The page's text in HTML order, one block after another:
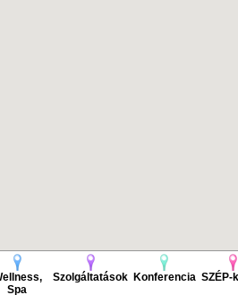
Spa
Szolgáltatások Konferencia SZÉP-